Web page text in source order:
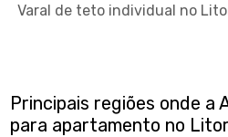
Varal de teto individual no
Principais regiões onde a
para apartamento no